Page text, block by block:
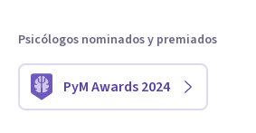
Psicólogos nominados y premiados
PyM Awards 2024